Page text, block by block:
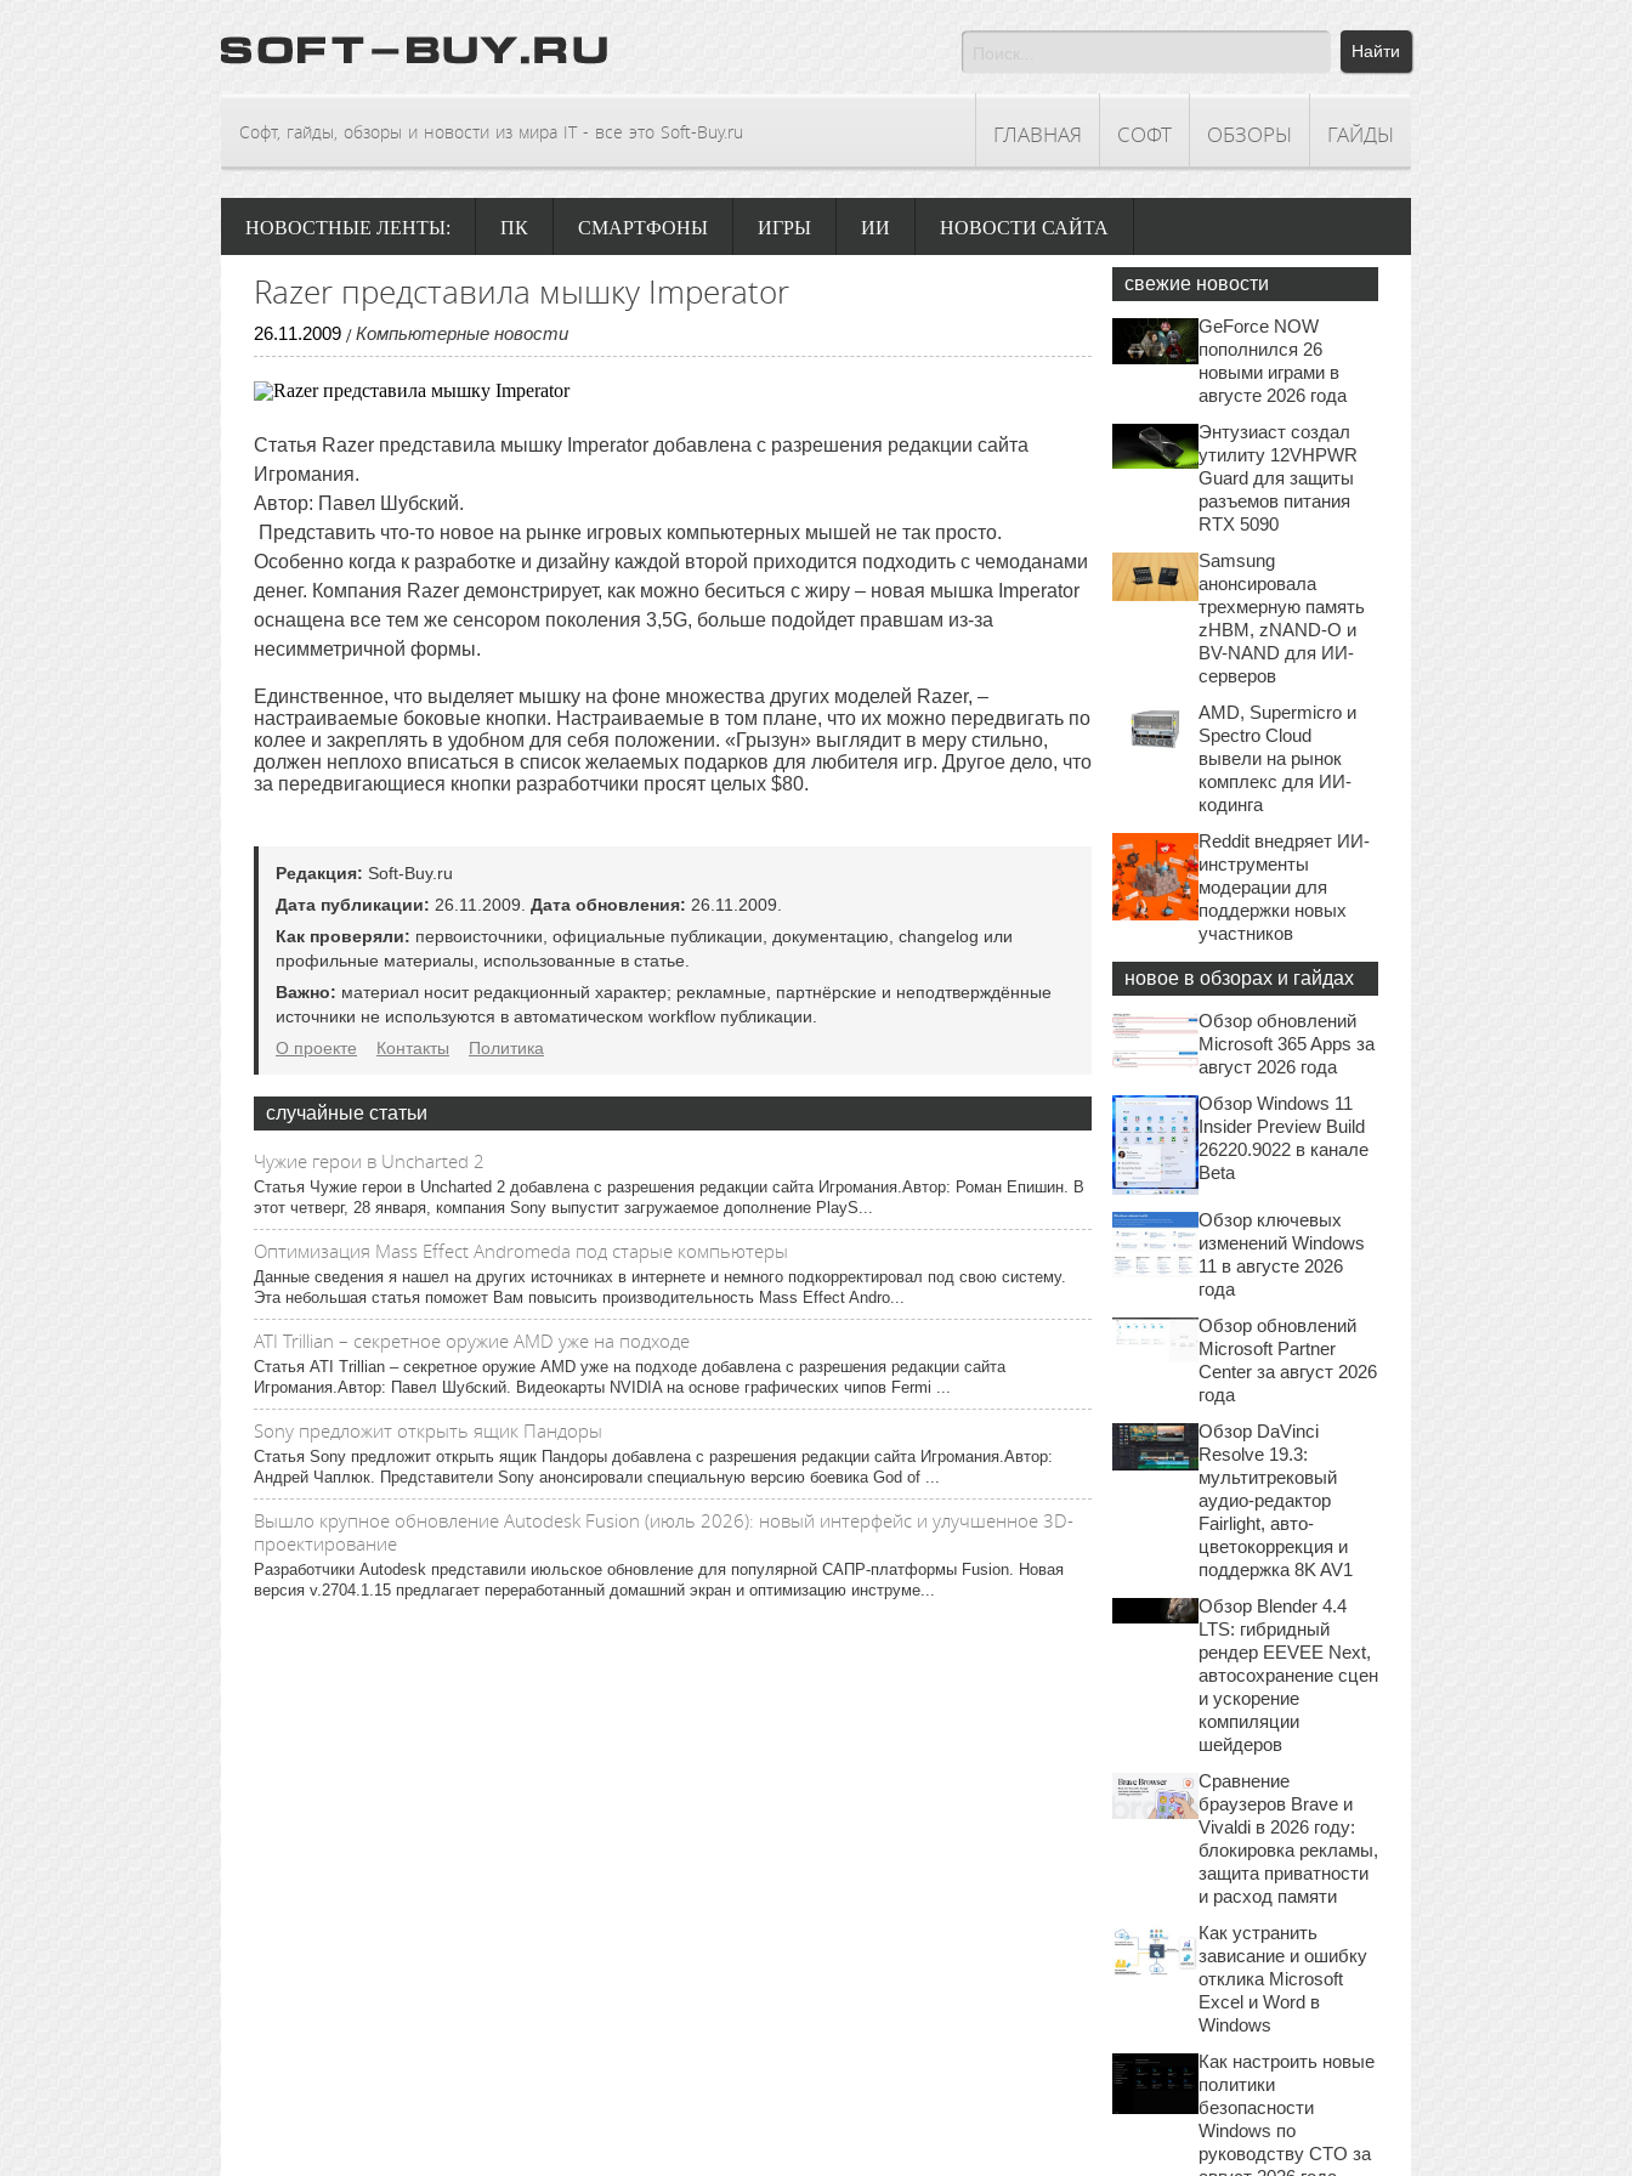
Софт, гайды, обзоры и новости из мира IT - все это Soft-Buy.ru ГЛАВНАЯ СОФТ ОБЗОРЫ ГАЙДЫ
НОВОСТНЫЕ ЛЕНТЫ: ПК СМАРТФОНЫ ИГРЫ ИИ НОВОСТИ САЙТА
Razer представила мышку Imperator
26.11.2009 / Компьютерные новости
Статья Razer представила мышку Imperator добавлена с разрешения редакции сайта
Игромания.
Автор: Павел Шубский.
Представить что-то новое на рынке игровых компьютерных мышей не так просто.
Особенно когда к разработке и дизайну каждой второй приходится подходить с чемоданами
денег. Компания Razer демонстрирует, как можно беситься с жиру – новая мышка Imperator
оснащена все тем же сенсором поколения 3,5G, больше подойдет правшам из-за
несимметричной формы.
Единственное, что выделяет мышку на фоне множества других моделей Razer, –
настраиваемые боковые кнопки. Настраиваемые в том плане, что их можно передвигать по
колее и закреплять в удобном для себя положении. «Грызун» выглядит в меру стильно,
должен неплохо вписаться в список желаемых подарков для любителя игр. Другое дело, что
за передвигающиеся кнопки разработчики просят целых $80.
Редакция: Soft-Buy.ru
Дата публикации: 26.11.2009. Дата обновления: 26.11.2009.
Как проверяли: первоисточники, официальные публикации, документацию, changelog или
профильные материалы, использованные в статье.
Важно: материал носит редакционный характер; рекламные, партнёрские и неподтверждённые
источники не используются в автоматическом workflow публикации.
О проекте
Контакты Политика
случайные статьи
Чужие герои в Uncharted 2
Статья Чужие герои в Uncharted 2 добавлена с разрешения редакции сайта Игромания.Автор: Роман Епишин. В
этот четверг, 28 января, компания Sony выпустит загружаемое дополнение PlayS...
Оптимизация Mass Effect Andromeda под старые компьютеры
Данные сведения я нашел на других источниках в интернете и немного подкорректировал под свою систему.
Эта небольшая статья поможет Вам повысить производительность Mass Effect Andro...
ATI Trillian – секретное оружие AMD уже на подходе
Статья ATI Trillian – секретное оружие AMD уже на подходе добавлена с разрешения редакции сайта
Игромания.Автор: Павел Шубский. Видеокарты NVIDIA на основе графических чипов Fermi ...
Sony предложит открыть ящик Пандоры
Статья Sony предложит открыть ящик Пандоры добавлена с разрешения редакции сайта Игромания.Автор:
Андрей Чаплюк. Представители Sony анонсировали специальную версию боевика God of ...
Вышло крупное обновление Autodesk Fusion (июль 2026): новый интерфейс и улучшенное 3D-
проектирование
Разработчики Autodesk представили июльское обновление для популярной САПР-платформы Fusion. Новая
версия v.2704.1.15 предлагает переработанный домашний экран и оптимизацию инструме...
свежие новости
GeForce NOW
пополнился 26
новыми играми в
августе 2026 года
Энтузиаст создал
утилиту 12VHPWR
Guard для защиты
разъемов питания
RTX 5090
Samsung
анонсировала
трехмерную память
zHBM, zNAND-O и
BV-NAND для ИИ-
серверов
AMD, Supermicro и
Spectro Cloud
вывели на рынок
комплекс для ИИ-
кодинга
Reddit внедряет ИИ-
инструменты
модерации для
поддержки новых
участников
новое в обзорах и гайдах
Обзор обновлений
Microsoft 365 Apps за
август 2026 года
Обзор Windows 11
Insider Preview Build
26220.9022 в канале
Beta
Обзор ключевых
изменений Windows
11 в августе 2026
года
Обзор обновлений
Microsoft Partner
Center за август 2026
года
Обзор DaVinci
Resolve 19.3:
мультитрековый
аудио-редактор
Fairlight, авто-
цветокоррекция и
поддержка 8K AV1
Обзор Blender 4.4
LTS: гибридный
рендер EEVEE Next,
автосохранение сцен
и ускорение
компиляции
шейдеров
Сравнение
браузеров Brave и
Vivaldi в 2026 году:
блокировка рекламы,
защита приватности
и расход памяти
Как устранить
зависание и ошибку
отклика Microsoft
Excel и Word в
Windows
Как настроить новые
политики
безопасности
Windows по
руководству CTO за